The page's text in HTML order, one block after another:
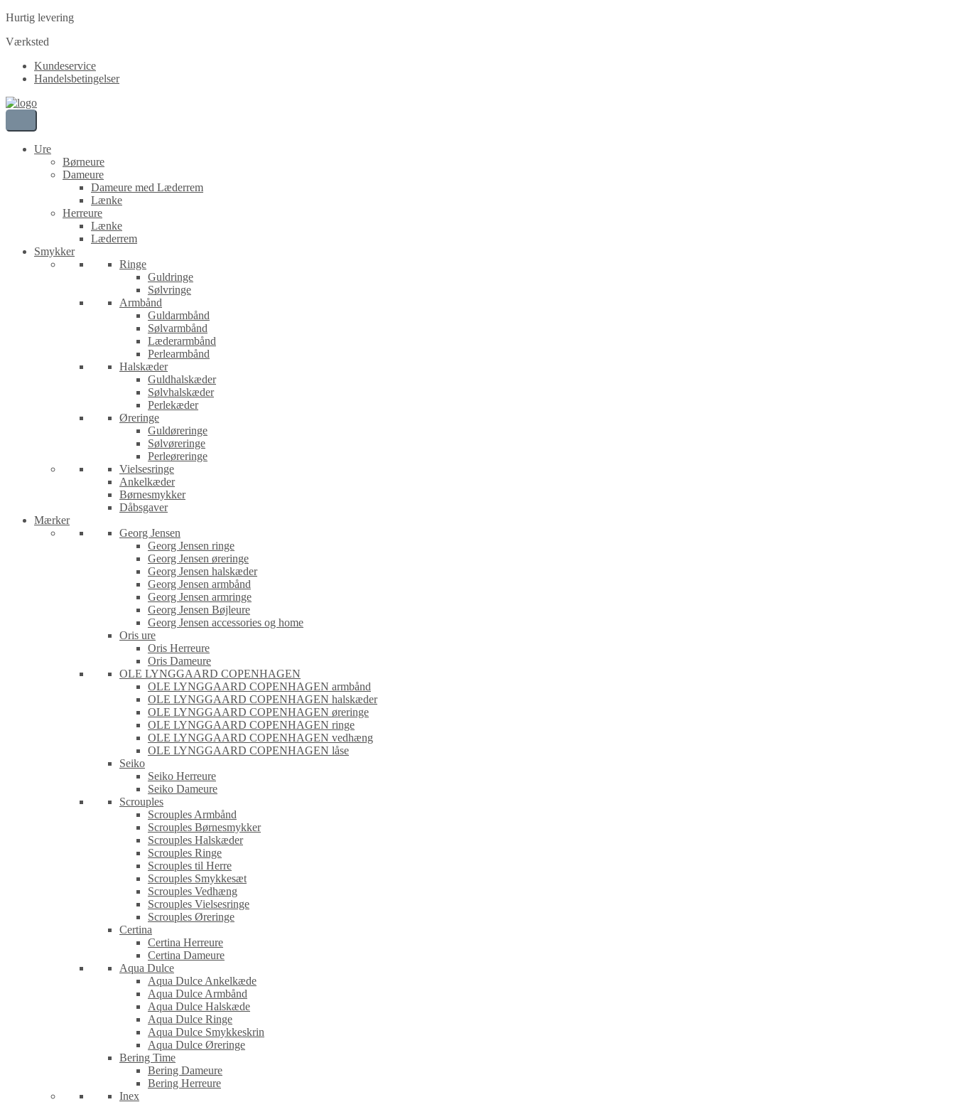
Hurtig levering
Værksted
Kundeservice
Handelsbetingelser
Ure
Børneure
Dameure
Dameure med Læderrem
Lænke
Herreure
Lænke
Læderrem
Smykker
Ringe
Guldringe
Sølvringe
Armbånd
Guldarmbånd
Sølvarmbånd
Læderarmbånd
Perlearmbånd
Halskæder
Guldhalskæder
Sølvhalskæder
Perlekæder
Øreringe
Guldøreringe
Sølvøreringe
Perleøreringe
Vielsesringe
Ankelkæder
Børnesmykker
Dåbsgaver
Mærker
Georg Jensen
Georg Jensen ringe
Georg Jensen øreringe
Georg Jensen halskæder
Georg Jensen armbånd
Georg Jensen armringe
Georg Jensen Bøjleure
Georg Jensen accessories og home
Oris ure
Oris Herreure
Oris Dameure
OLE LYNGGAARD COPENHAGEN
OLE LYNGGAARD COPENHAGEN armbånd
OLE LYNGGAARD COPENHAGEN halskæder
OLE LYNGGAARD COPENHAGEN øreringe
OLE LYNGGAARD COPENHAGEN ringe
OLE LYNGGAARD COPENHAGEN vedhæng
OLE LYNGGAARD COPENHAGEN låse
Seiko
Seiko Herreure
Seiko Dameure
Scrouples
Scrouples Armbånd
Scrouples Børnesmykker
Scrouples Halskæder
Scrouples Ringe
Scrouples til Herre
Scrouples Smykkesæt
Scrouples Vedhæng
Scrouples Vielsesringe
Scrouples Øreringe
Certina
Certina Herreure
Certina Dameure
Aqua Dulce
Aqua Dulce Ankelkæde
Aqua Dulce Armbånd
Aqua Dulce Halskæde
Aqua Dulce Ringe
Aqua Dulce Smykkeskrin
Aqua Dulce Øreringe
Bering Time
Bering Dameure
Bering Herreure
Inex